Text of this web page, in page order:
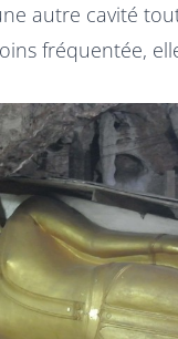
autre cavité
fréquentée,